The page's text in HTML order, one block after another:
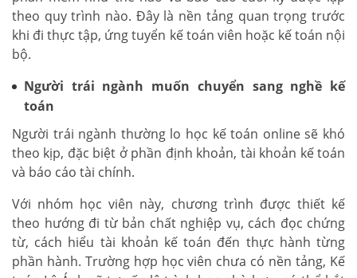
theo quy trình nào. Đây là nền tảng quan trọng trước
khi đi thực tập, ứng tuyển kế toán viên hoặc kế toán nội
bộ.
Người trái ngành muốn chuyển sang nghề kế
toán
Người trái ngành thường lo học kế toán online sẽ khó
theo kịp, đặc biệt ở phần định khoản, tài khoản kế toán
và báo cáo tài chính.
Với nhóm học viên này, chương trình được thiết kế
theo hướng đi từ bản chất nghiệp vụ, cách đọc chứng
từ, cách hiểu tài khoản kế toán đến thực hành từng
phần hành. Trường hợp học viên chưa có nền tảng, Kế